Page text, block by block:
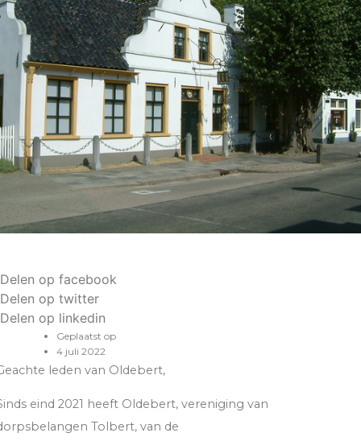
Delen op facebook
Delen op twitter
Delen op linkedin
Geplaatst op
4 juli 2022
leden van Oldebert,
eind 2021 heeft Oldebert, vereniging van
Tolbert, van de